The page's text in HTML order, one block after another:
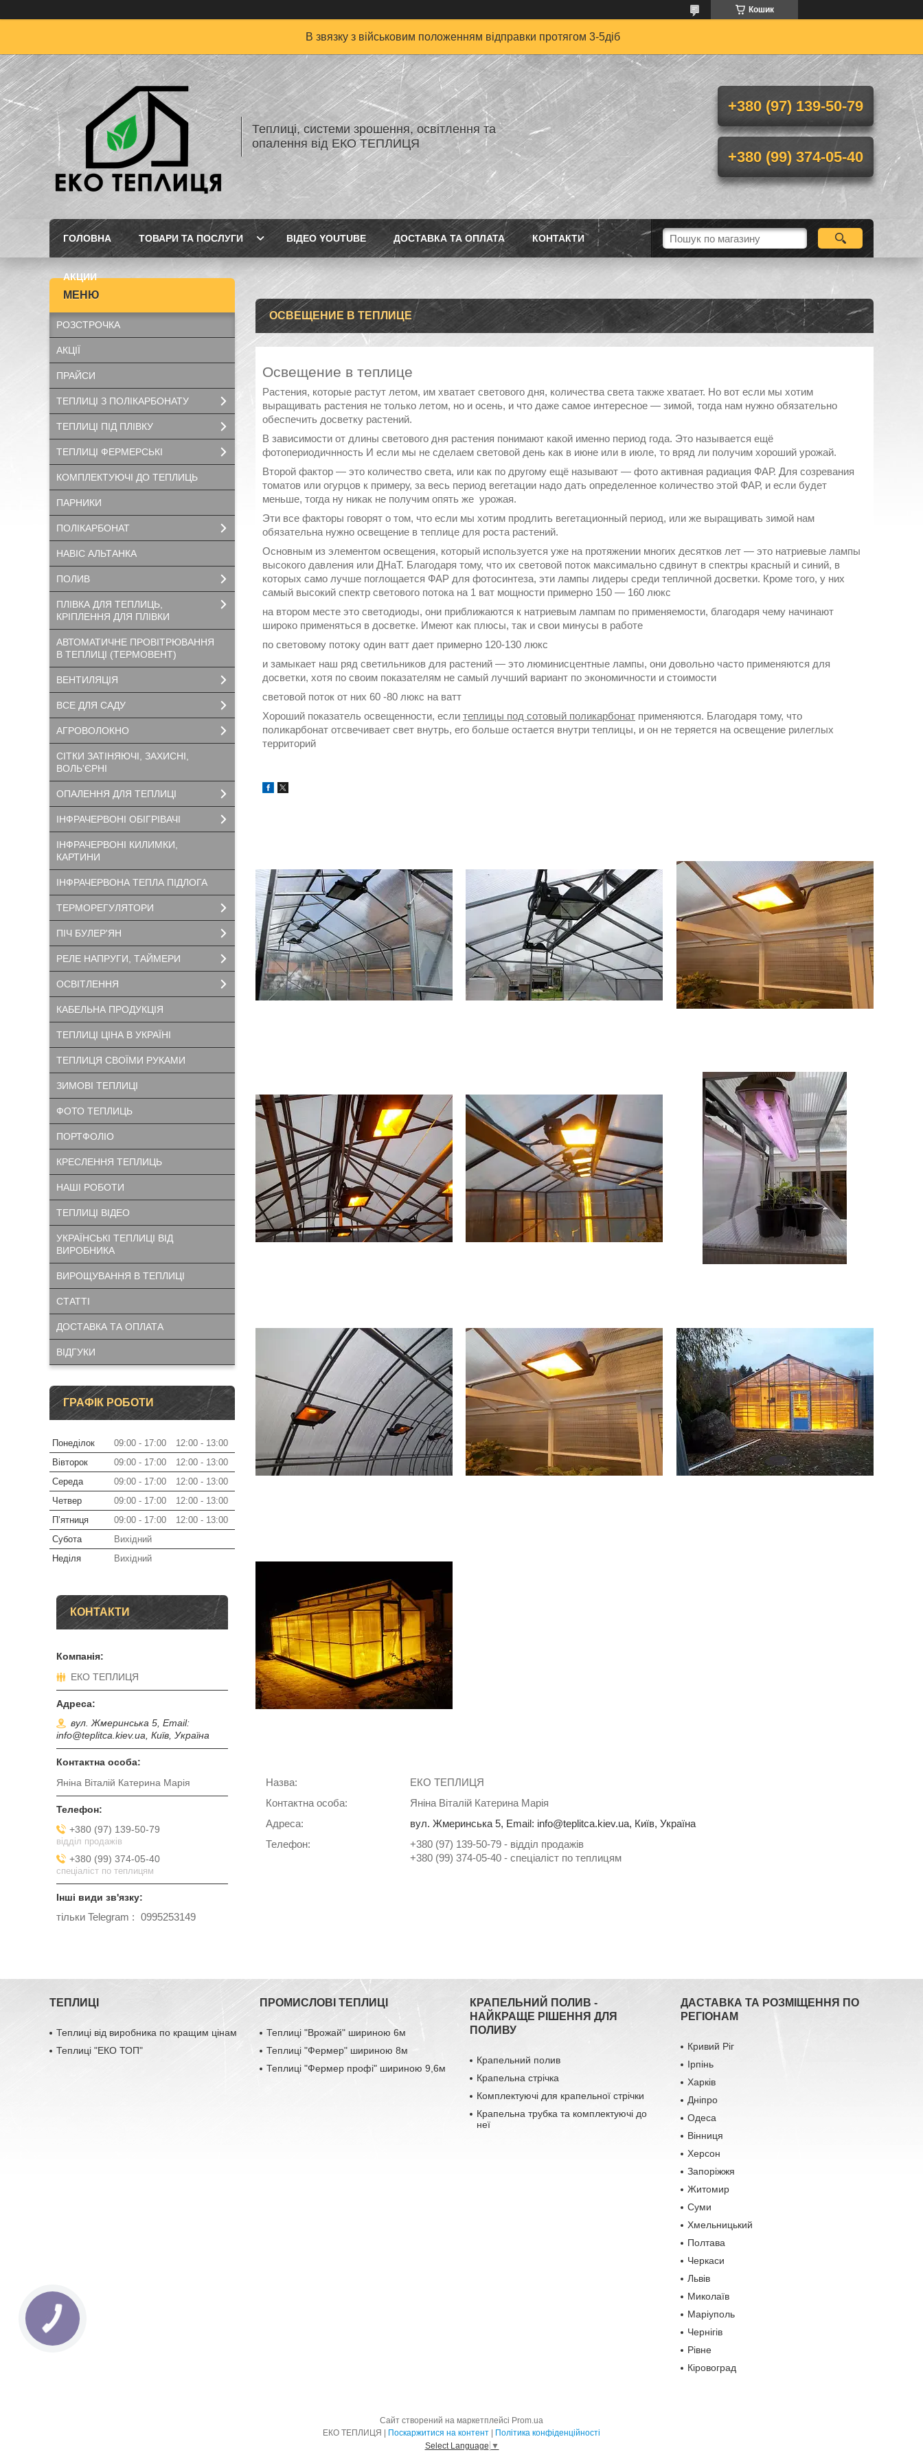
Кошик
В звязку з військовим положенням відправки протягом 3-5діб
Теплиці, системи зрошення, освітлення та
опалення від ЕКО ТЕПЛИЦЯ
+380 (97) 139-50-79
+380 (99) 374-05-40
ГОЛОВНА ТОВАРИ ТА ПОСЛУГИ ВІДЕО YOUTUBE ДОСТАВКА ТА ОПЛАТА КОНТАКТИ
АКЦИИ
ОСВЕЩЕНИЕ В ТЕПЛИЦЕ
Освещение в теплице
Растения, которые растут летом, им хватает светового дня, количества света также хватает. Но вот если мы хотим
выращивать растения не только летом, но и осень, и что даже самое интересное ― зимой, тогда нам нужно обязательно
обеспечить досветку растений.
В зависимости от длины светового дня растения понимают какой именно период года. Это называется ещё
фотопериодичнность И если мы не сделаем световой день как в июне или в июле, то вряд ли получим хороший урожай.
Второй фактор ― это количество света, или как по другому ещё называют ― фото активная радиация ФАР. Для созревания
томатов или огурцов к примеру, за весь период вегетации надо дать определенное количество этой ФАР, и если будет
меньше, тогда ну никак не получим опять же урожая.
Эти все факторы говорят о том, что если мы хотим продлить вегетационный период, или же выращивать зимой нам
обязательна нужно освещение в теплице для роста растений.
Основным из элементом освещения, который используется уже на протяжении многих десятков лет ― это натриевые лампы
высокого давления или ДНаТ. Благодаря тому, что их световой поток максимально сдвинут в спектры красный и синий, в
которых само лучше поглощается ФАР для фотосинтеза, эти лампы лидеры среди тепличной досветки. Кроме того, у них
самый высокий спектр светового потока на 1 ват мощности примерно 150 ― 160 люкс
на втором месте это светодиоды, они приближаются к натриевым лампам по применяемости, благодаря чему начинают
широко применяться в досветке. Имеют как плюсы, так и свои минусы в работе
по световому потоку один ватт дает примерно 120-130 люкс
и замыкает наш ряд светильников для растений ― это люминисцентные лампы, они довольно часто применяются для
досветки, хотя по своим показателям не самый лучший вариант по экономичности и стоимости
световой поток от них 60 -80 люкс на ватт
Хороший показатель освещенности, если теплицы под сотовый поликарбонат применяются. Благодаря тому, что
поликарбонат отсвечивает свет внутрь, его больше остается внутри теплицы, и он не теряется на освещение рилеглых
территорий
ЕКО ТЕПЛИЦЯ
Яніна Віталій Катерина Марія
вул. Жмеринська 5, Email: info@teplitca.kiev.ua, Київ, Україна
+380 (97) 139-50-79
відділ продажів
+380 (99) 374-05-40
спеціаліст по теплицям
РОЗСТРОЧКА
АКЦІЇ
ПРАЙСИ
ТЕПЛИЦІ З ПОЛІКАРБОНАТУ
ТЕПЛИЦІ ПІД ПЛІВКУ
ТЕПЛИЦІ ФЕРМЕРСЬКІ
КОМПЛЕКТУЮЧІ ДО ТЕПЛИЦЬ
ПАРНИКИ
ПОЛІКАРБОНАТ
НАВІС АЛЬТАНКА
ПОЛИВ
ПЛІВКА ДЛЯ ТЕПЛИЦЬ,
КРІПЛЕННЯ ДЛЯ ПЛІВКИ
АВТОМАТИЧНЕ ПРОВІТРЮВАННЯ
В ТЕПЛИЦІ (ТЕРМОВЕНТ)
ВЕНТИЛЯЦІЯ
ВСЕ ДЛЯ САДУ
АГРОВОЛОКНО
СІТКИ ЗАТІНЯЮЧІ, ЗАХИСНІ,
ВОЛЬ'ЄРНІ
ОПАЛЕННЯ ДЛЯ ТЕПЛИЦІ
ІНФРАЧЕРВОНІ ОБІГРІВАЧІ
ІНФРАЧЕРВОНІ КИЛИМКИ,
КАРТИНИ
ІНФРАЧЕРВОНА ТЕПЛА ПІДЛОГА
ТЕРМОРЕГУЛЯТОРИ
ПІЧ БУЛЕР'ЯН
РЕЛЕ НАПРУГИ, ТАЙМЕРИ
ОСВІТЛЕННЯ
КАБЕЛЬНА ПРОДУКЦІЯ
ТЕПЛИЦІ ЦІНА В УКРАЇНІ
ТЕПЛИЦЯ СВОЇМИ РУКАМИ
ЗИМОВІ ТЕПЛИЦІ
ФОТО ТЕПЛИЦЬ
ПОРТФОЛІО
КРЕСЛЕННЯ ТЕПЛИЦЬ
НАШІ РОБОТИ
ТЕПЛИЦІ ВІДЕО
УКРАЇНСЬКІ ТЕПЛИЦІ ВІД
ВИРОБНИКА
ВИРОЩУВАННЯ В ТЕПЛИЦІ
СТАТТІ
ДОСТАВКА ТА ОПЛАТА
ВІДГУКИ
ГРАФІК РОБОТИ
Понеділок 09:00 17:00 12:00
13:00
Вівторок
09:00 17:00 12:00
13:00
Середа
09:00 17:00 12:00
13:00
Четвер
09:00 17:00 12:00
13:00
Пʼятниця
09:00 17:00 12:00
13:00
Субота
Вихідний
Неділя
Вихідний
КОНТАКТИ
ЕКО ТЕПЛИЦЯ
вул. Жмеринська 5, Email:
info@teplitca.kiev.ua, Київ, Україна
Яніна Віталій Катерина Марія
+380 (97) 139-50-79
відділ продажів
+380 (99) 374-05-40
спеціаліст по теплицям
тільки Telegram 0995253149
ТЕПЛИЦІ
Теплиці від виробника по кращим цінам
Теплиці "ЕКО ТОП"
ПРОМИСЛОВІ ТЕПЛИЦІ
Теплиці "Врожай" шириною 6м
Теплиці "Фермер" шириною 8м
Теплиці "Фермер профі" шириною 9,6м
КРАПЕЛЬНИЙ ПОЛИВ -
НАЙКРАЩЕ РІШЕННЯ ДЛЯ
ПОЛИВУ
Крапельний полив
Крапельна стрічка
Комплектуючі для крапельної стрічки
Крапельна трубка та комплектуючі до
неї
ДАСТАВКА ТА РОЗМІЩЕННЯ ПО
РЕГІОНАМ
Кривий Ріг
Ірпінь
Харків
Дніпро
Одеса
Вінниця
Херсон
Запоріжжя
Житомир
Суми
Хмельницький
Полтава
Черкаси
Львів
Миколаїв
Маріуполь
Чернігів
Рівне
Кіровоград
Сайт створений на маркетплейсі Prom.ua
Поскаржитися на контент
Політика конфіденційності
Select Language ▼